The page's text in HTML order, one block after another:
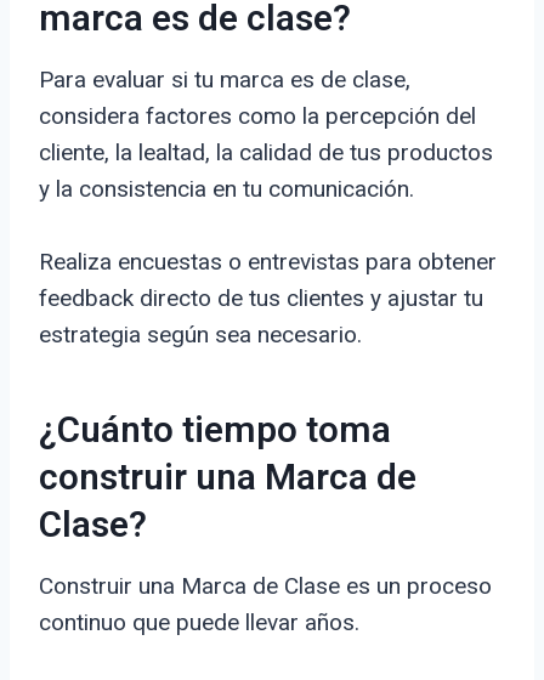
marca es de clase?
Para evaluar si tu marca es de clase,
considera factores como la percepción del
cliente, la lealtad, la calidad de tus productos
y la consistencia en tu comunicación.
Realiza encuestas o entrevistas para obtener
feedback directo de tus clientes y ajustar tu
estrategia según sea necesario.
¿Cuánto tiempo toma
construir una Marca de
Clase?
Construir una Marca de Clase es un proceso
continuo que puede llevar años.